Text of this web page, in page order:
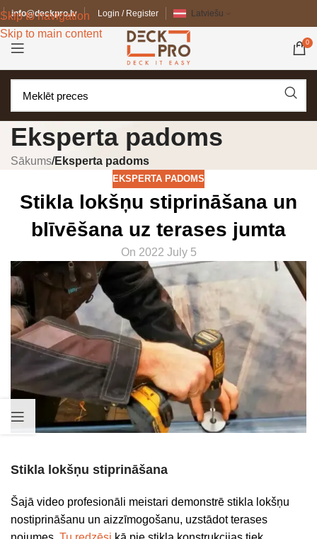
Skip to navigation
Skip to main content
info@deckpro.lv Login / Register Latviešu
0
Eksperta padoms
Sākums/Eksperta padoms
EKSPERTA PADOMS
Stikla lokšņu stiprināšana un
blīvēšana uz terases jumta
On 2022 July 5
Stikla lokšņu stiprināšana
Šajā video profesionāli meistari demonstrē stikla lokšņu
nostiprināšanu un aizzīmogošanu, uzstādot terases